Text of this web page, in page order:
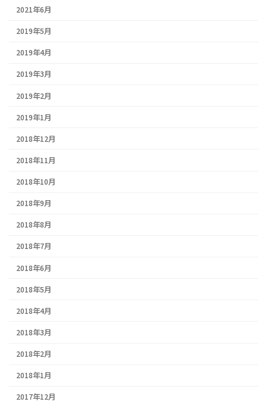
2021年6月
2019年5月
2019年4月
2019年3月
2019年2月
2019年1月
2018年12月
2018年11月
2018年10月
2018年9月
2018年8月
2018年7月
2018年6月
2018年5月
2018年4月
2018年3月
2018年2月
2018年1月
2017年12月